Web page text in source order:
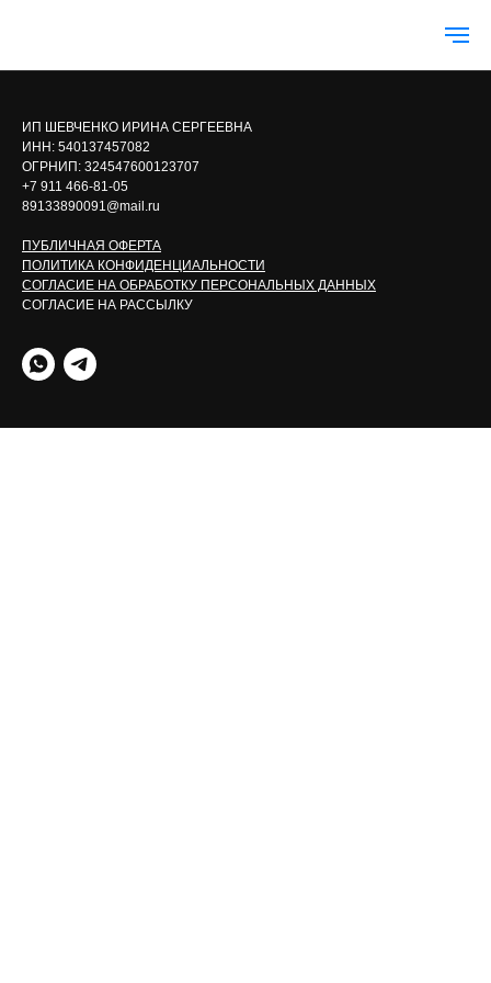
ИП ШЕВЧЕНКО ИРИНА СЕРГЕЕВНА
ИНН: 540137457082
ОГРНИП: 324547600123707
+7 911 466-81-05
89133890091@mail.ru
ПУБЛИЧНАЯ ОФЕРТА
ПОЛИТИКА КОНФИДЕНЦИАЛЬНОСТИ
СОГЛАСИЕ НА ОБРАБОТКУ ПЕРСОНАЛЬНЫХ ДАННЫХ
СОГЛАСИЕ НА РАССЫЛКУ